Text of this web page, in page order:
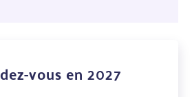
vous en 2027